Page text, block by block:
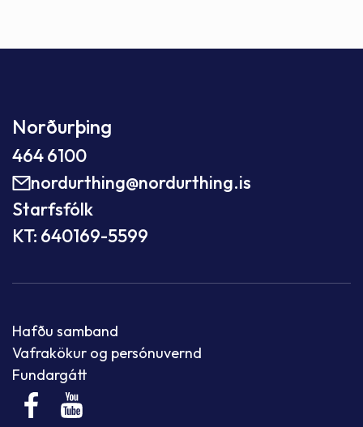
Norðurþing
464 6100
nordurthing@nordurthing.is
Starfsfólk
KT: 640169-5599
Hafðu samband
Vafrakökur og persónuvernd
Fundargátt